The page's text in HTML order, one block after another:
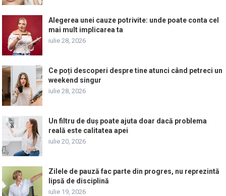
Alegerea unei cauze potrivite: unde poate conta cel
mai mult implicarea ta
iulie 28, 2026
Ce poți descoperi despre tine atunci când petreci un
weekend singur
iulie 28, 2026
Un filtru de duș poate ajuta doar dacă problema
reală este calitatea apei
iulie 20, 2026
Zilele de pauză fac parte din progres, nu reprezintă
lipsă de disciplină
iulie 19, 2026